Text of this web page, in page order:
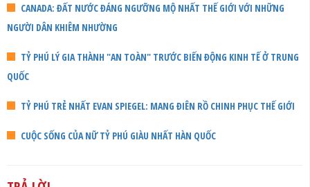
CANADA: ĐẤT NƯỚC ĐÁNG NGƯỠNG MỘ NHẤT THẾ GIỚI VỚI NHỮNG
NGƯỜI DÂN KHIÊM NHƯỜNG
TỶ PHÚ LÝ GIA THÀNH "AN TOÀN" TRƯỚC BIẾN ĐỘNG KINH TẾ Ở TRUNG
QUỐC
TỶ PHÚ TRẺ NHẤT EVAN SPIEGEL: MANG ĐIÊN RỒ CHINH PHỤC THẾ GIỚI
CUỘC SỐNG CỦA NỮ TỶ PHÚ GIÀU NHẤT HÀN QUỐC